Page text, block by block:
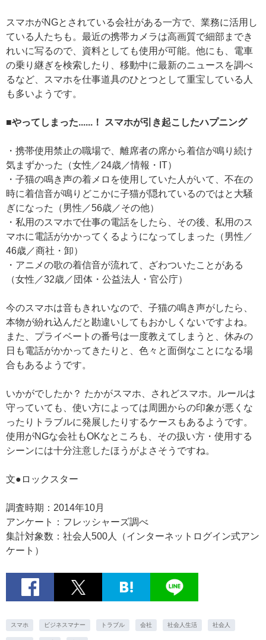
スマホがNGとされている会社がある一方で、業務に活用し
ている人たちも。最近の携帯カメラは高画質で細部までき
れいに写るので、資料としても使用が可能。他にも、電車
の乗り継ぎを検索したり、移動中に最新のニュースを調べ
るなど、スマホを仕事道具のひとつとして重宝している人
も多いようです。
■やってしまった......！ スマホが引き起こしたハプニング
・携帯使用禁止の職場で、離席者の席から着信が鳴り続け
気まずかった（女性／24歳／情報・IT）
・子猫の鳴き声の着メロを使用していた人がいて、不在の
時に着信音が鳴りどこかに子猫が隠れているのではと大騒
ぎになった（男性／56歳／その他）
・私用のスマホで仕事の電話をしたら、その後、私用のス
マホに電話がかかってくるようになってしまった（男性／
46歳／商社・卸）
・アニメの歌の着信音が流れて、ざわついたことがある
（女性／32歳／団体・公益法人・官公庁）
今のスマホは音もきれいなので、子猫の鳴き声がしたら、
本物が紛れ込んだと勘違いしてもおかしくないですよね。
また、プライベートの番号は一度教えてしまうと、休みの
日も電話がかかってきたりと、色々と面倒なことになる場
合もあるようです。
いかがでしたか？ たかがスマホ、されどスマホ。ルールは
守っていても、使い方によっては周囲からの印象が悪くな
ったりトラブルに発展したりするケースもあるようです。
使用がNGな会社もOKなところも、その扱い方・使用する
シーンには十分注意したほうがよさそうですね。
文●ロックスター
調査時期：2014年10月
アンケート：フレッシャーズ調べ
集計対象数：社会人500人（インターネットログイン式アン
ケート）
スマホ ビジネスマナー トラブル 会社 社会人生活 社会人